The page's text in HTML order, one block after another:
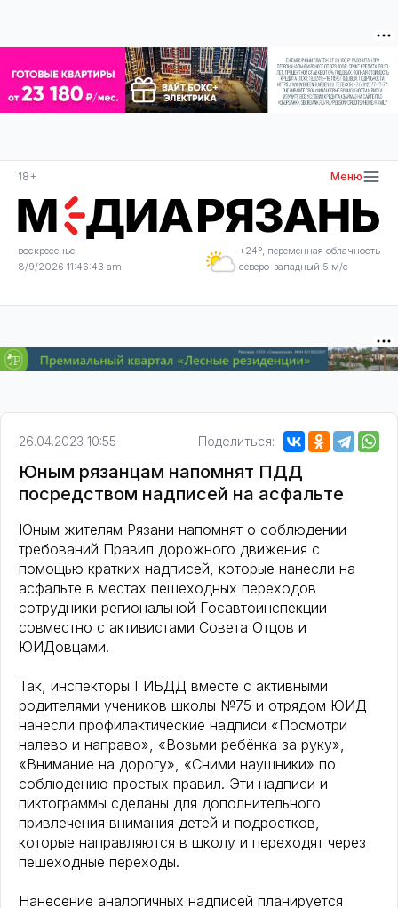
18+ Меню
воскресенье
8/9/2026 11:46:44 am
+24°, переменная облачность
северо-западный 5 м/с
26.04.2023 10:55 Поделиться:
Юным рязанцам напомнят ПДД
посредством надписей на асфальте
Юным жителям Рязани напомнят о соблюдении
требований Правил дорожного движения с
помощью кратких надписей, которые нанесли на
асфальте в местах пешеходных переходов
сотрудники региональной Госавтоинспекции
совместно с активистами Совета Отцов и
ЮИДовцами.
Так, инспекторы ГИБДД вместе с активными
родителями учеников школы №75 и отрядом ЮИД
нанесли профилактические надписи «Посмотри
налево и направо», «Возьми ребёнка за руку»,
«Внимание на дорогу», «Сними наушники» по
соблюдению простых правил. Эти надписи и
пиктограммы сделаны для дополнительного
привлечения внимания детей и подростков,
которые направляются в школу и переходят через
пешеходные переходы.
Нанесение аналогичных надписей планируется